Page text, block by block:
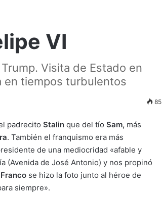
VI
Visita de Estado en
en tiempos turbulentos
85
padrecito Stalin que del tío Sam, más
. También el franquismo era más
de una mediocridad «afable y
(Avenida de José Antonio) y nos propinó
Franco se hizo la foto junto al héroe de
siempre».